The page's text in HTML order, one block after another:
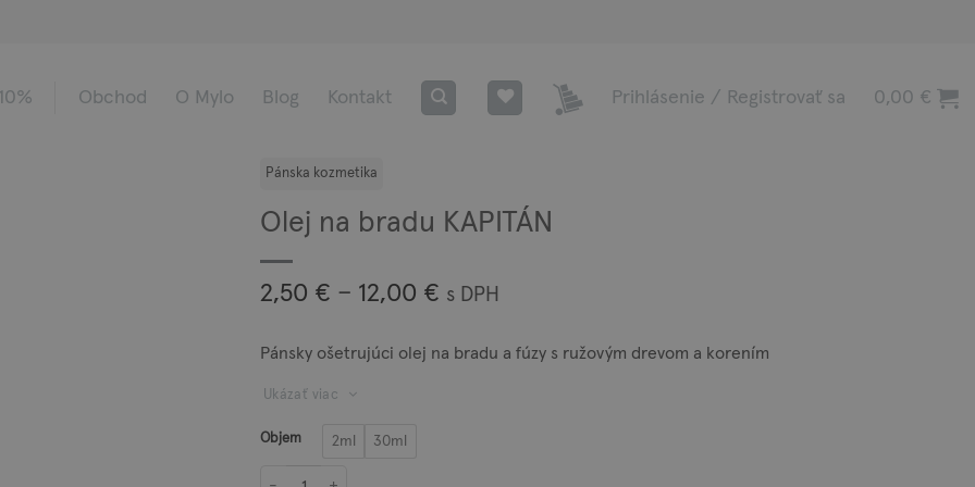
Obchod O Mylo Blog Kontakt Prihlásenie / Registrovať sa 0,00 €
Olej na bradu KAPITÁN
2,50 € – 12,00 € Price
2,50 €
s DPH
Pánsky ošetrujúci olej na bradu a fúzy s ružovým drevom a korením
Ukázať viac
Objem 2ml 30ml